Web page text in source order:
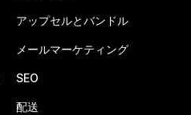
アップセルとバンドル
メールマーケティング
SEO
配送